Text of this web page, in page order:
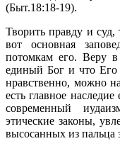
(Быт.18:18-19).
Творить правду и
вот основная
потомкам его. Веру в
единый Бог и что Его
нравственно, можно
есть главное
современный
этические законы,
высосанных из пальца